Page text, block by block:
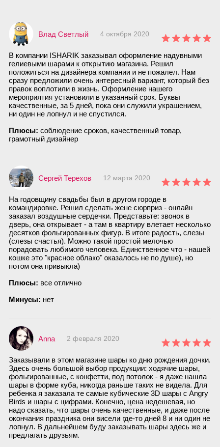
Влад Светлый 4 октября 2020
В компании ISHARIK заказывал оформление надувными
гелиевыми шарами к открытию магазина. Решил
положиться на дизайнера компании и не пожалел. Нам
сразу предложили очень интересный вариант, который без
правок воплотили в жизнь. Оформление нашего
мероприятия установили в указанный срок. Буквы
качественные, за 5 дней, пока они служили украшением,
ни один не лопнул и не спустился.
Плюсы: соблюдение сроков, качественный товар,
грамотный дизайнер
Сергей Терехов 12 марта 2020
На годовщину свадьбы был в другом городе в
командировке. Решил сделать жене сюрприз - онлайн
заказал воздушные сердечки. Представьте: звонок в
дверь, она открывает - а там в квартиру влетает несколько
десятков фольгированных фигур. В итоге радость, слезы
(слезы счастья). Можно такой простой мелочью
порадовать любимого человека. Единственное что - нашей
кошке это "красное облако" оказалось не по душе), но
потом она привыкла)
Плюсы: все отлично
Минусы: нет
Anna 2 февраля 2020
Заказывали в этом магазине шары ко дню рождения дочки.
Здесь очень большой выбор продукции: ходячие шары,
фольгированные, с конфетти, под потолок - я даже нашла
шары в форме куба, никогда раньше таких не видела. Для
ребенка я заказала те самые кубические 3D шары с Angry
Birds и шары с цифрами. Конечно, цена недешевая, но
надо сказать, что шары очень качественные, и даже после
окончания праздника они висели где-то дней 8 и ни один не
лопнул. В дальнейшем буду заказывать шары здесь же и
предлагать друзьям.